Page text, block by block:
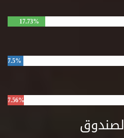
17.73%
7.5%
7.56%